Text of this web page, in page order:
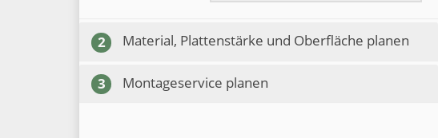
2 Material, Plattenstärke und Oberfläche planen
3 Montageservice planen